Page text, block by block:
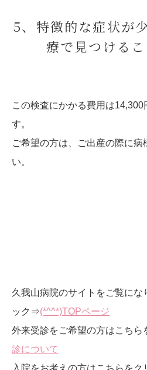
5、特徴的な症状が
療で見つける
この検査にかかる費用は14,300
す。
ご希望の方は、ご出産の際に病
い。
久我山病院のサイトをご覧にな
ック⇒(*^^*)TOPページ
外来受診をご希望の方はこち
診について
入院をお考えの方はこちらを